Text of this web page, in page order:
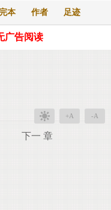
完本 作者 足迹
广告阅读
+A -A
下一 章